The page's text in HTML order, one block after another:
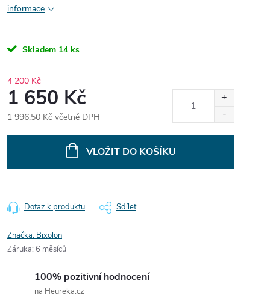
informace
Skladem 14 ks
4 200 Kč
1 650 Kč
1 996,50 Kč včetně DPH
VLOŽIT DO KOŠÍKU
Dotaz k produktu Sdílet
Značka: Bixolon
Záruka: 6 měsíců
100% pozitivní hodnocení
na Heureka.cz